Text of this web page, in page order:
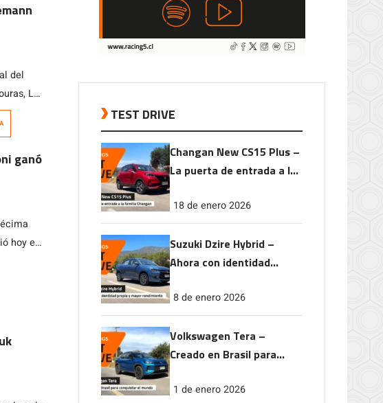
del
La
en
ganó
hoy en
El
TEST DRIVE
Changan New CS15 Plus –
La puerta de entrada a la
18 de enero 2026
Suzuki Dzire Hybrid –
Ahora con identidad
rendimiento
8 de enero 2026
Volkswagen Tera –
Creado en Brasil para
1 de enero 2026